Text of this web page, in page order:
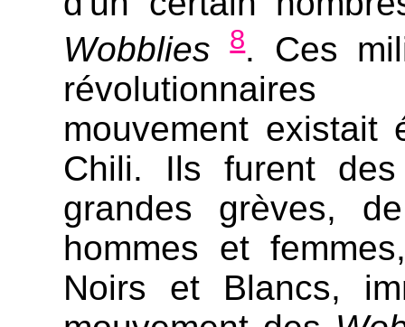
Wobblies
8. Ces
mouvement existait
Chili. Ils furent
grandes grèves,
hommes et
Noirs et Blancs,